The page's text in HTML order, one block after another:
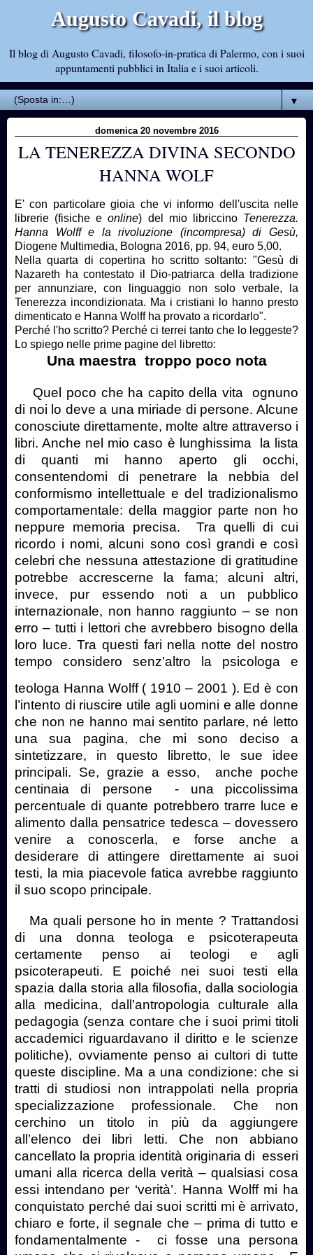
Augusto Cavadi, il blog
Il blog di Augusto Cavadi, filosofo-in-pratica di Palermo, con i suoi
appuntamenti pubblici in Italia e i suoi articoli.
▼
domenica 20 novembre 2016
LA TENEREZZA DIVINA SECONDO
HANNA WOLF
E' con particolare gioia che vi informo dell'uscita nelle
librerie (fisiche eonline) del mio libriccino Tenerezza.
Hanna Wolff e la rivoluzione (incompresa) di Gesù,
Diogene Multimedia, Bologna 2016, pp. 94, euro 5,00.
Nella quarta di copertina ho scritto soltanto: "Gesù di
Nazareth ha contestato il Dio-patriarca della tradizione
per annunziare, con linguaggio non solo verbale, la
Tenerezza incondizionata. Ma i cristiani lo hanno presto
dimenticato e Hanna Wolff ha provato a ricordarlo".
Perché l'ho scritto? Perché ci terrei tanto che lo leggeste?
Lo spiego nelle prime pagine del libretto:
Una maestra troppo poco nota
Quel poco che ha capito della vita
ognuno
di noi lo deve a una miriade di persone. Alcune
conosciute direttamente, molte altre attraverso i
libri. Anche nel mio caso è lunghissima
la lista
di quanti mi hanno aperto gli occhi,
consentendomi di penetrare la nebbia del
conformismo intellettuale e del tradizionalismo
comportamentale: della maggior parte non ho
neppure memoria precisa.
Tra quelli di cui
ricordo i nomi, alcuni sono così grandi e così
celebri che nessuna attestazione di gratitudine
potrebbe accrescerne la fama; alcuni altri,
invece, pur essendo noti a un pubblico
internazionale, non hanno raggiunto – se non
erro – tutti i lettori che avrebbero bisogno della
loro luce. Tra questi fari nella notte del nostro
tempo considero senz’altro la psicologa e
teologa Hanna Wolff ( 1910 – 2001 ). Ed è con
l’intento di riuscire utile agli uomini e alle donne
che non ne hanno mai sentito parlare, né letto
una sua pagina, che mi sono deciso a
sintetizzare, in questo libretto, le sue idee
principali. Se, grazie a esso,
anche poche
centinaia di persone
- una piccolissima
percentuale di quante potrebbero trarre luce e
alimento dalla pensatrice tedesca – dovessero
venire a conoscerla, e forse anche a
desiderare di attingere direttamente ai suoi
testi, la mia piacevole fatica avrebbe raggiunto
il suo scopo principale.
Ma quali persone ho in mente ? Trattandosi
di una donna teologa e psicoterapeuta
certamente penso ai teologi e agli
psicoterapeuti. E poiché nei suoi testi ella
spazia dalla storia alla filosofia, dalla sociologia
alla medicina, dall’antropologia culturale alla
pedagogia (senza contare che i suoi primi titoli
accademici riguardavano il diritto e le scienze
politiche), ovviamente penso ai cultori di tutte
queste discipline. Ma a una condizione: che si
tratti di studiosi non intrappolati nella propria
specializzazione professionale. Che non
cerchino un titolo in più da aggiungere
all’elenco dei libri letti. Che non abbiano
cancellato la propria identità originaria di esseri
umani alla ricerca della verità – qualsiasi cosa
essi intendano per ‘verità’. Hanna Wolff mi ha
conquistato perché dai suoi scritti mi è arrivato,
chiaro e forte, il segnale che – prima di tutto e
fondamentalmente -
ci fosse una persona